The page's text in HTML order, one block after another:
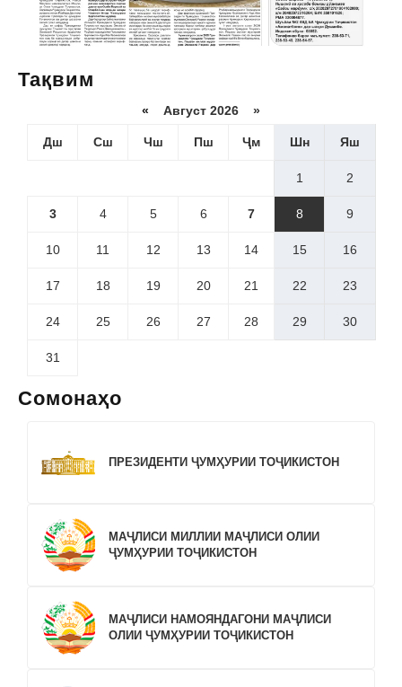
Тақвим
« Август 2026 »
Дш Сш Чш Пш Ҷм Шн Яш
1 2
3 4 5 6 7 8 9
10 11 12 13 14 15 16
17 18 19 20 21 22 23
24 25 26 27 28 29 30
31
Сомонаҳо
ПРЕЗИДЕНТИ ҶУМҲУРИИ ТОҶИКИСТОН
МАҶЛИСИ МИЛЛИИ МАҶЛИСИ ОЛИИ
ҶУМҲУРИИ ТОҶИКИСТОН
МАҶЛИСИ НАМОЯНДАГОНИ МАҶЛИСИ
ОЛИИ ҶУМҲУРИИ ТОҶИКИСТОН